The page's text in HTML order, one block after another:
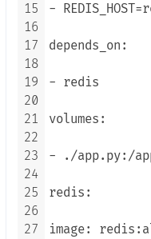
15
16
17
18
19
20
21
22
23
24
25
26
27
-
depends_on:
- redis
volumes:
- ./app.py:/
redis:
image: